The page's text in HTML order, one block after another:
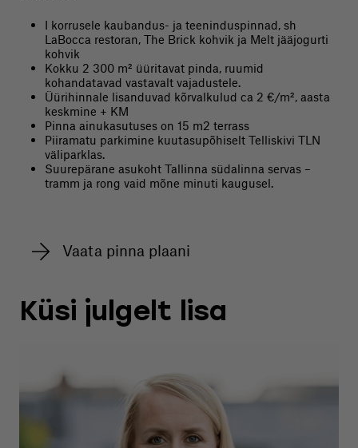
I korrusele kaubandus- ja teeninduspinnad, sh
LaBocca restoran, The Brick kohvik ja Melt jääjogurti
kohvik
Kokku 2 300 m² üüritavat pinda, ruumid
kohandatavad vastavalt vajadustele.
Üürihinnale lisanduvad kõrvalkulud ca 2 €/m², aasta
keskmine + KM
Pinna ainukasutuses on 15 m2 terrass
Piiramatu parkimine kuutasupõhiselt Telliskivi TLN
väliparklas.
Suurepärane asukoht Tallinna südalinna servas –
tramm ja rong vaid mõne minuti kaugusel.
Vaata pinna plaani
Küsi julgelt lisa